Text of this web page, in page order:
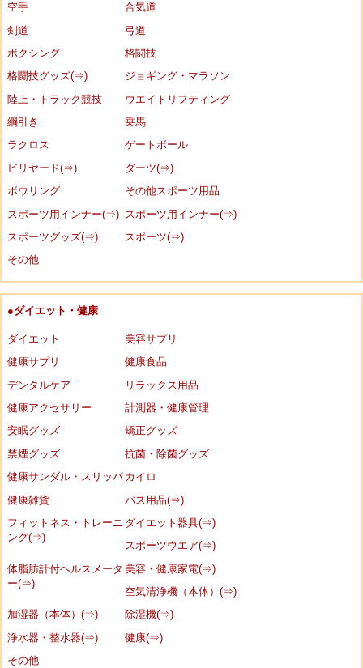
空手
合気道
剣道
弓道
ボクシング
格闘技
格闘技グッズ(⇒)
ジョギング・マラソン
陸上・トラック競技
ウエイトリフティング
綱引き
乗馬
ラクロス
ゲートボール
ビリヤード(⇒)
ダーツ(⇒)
ボウリング
その他スポーツ用品
スポーツ用インナー(⇒)
スポーツ用インナー(⇒)
スポーツグッズ(⇒)
スポーツ(⇒)
その他
●ダイエット・健康
ダイエット
美容サプリ
健康サプリ
健康食品
デンタルケア
リラックス用品
健康アクセサリー
計測器・健康管理
安眠グッズ
矯正グッズ
禁煙グッズ
抗菌・除菌グッズ
健康サンダル・スリッパ カイロ
健康雑貨
バス用品(⇒)
フィットネス・トレーニ
ング(⇒)
ダイエット器具(⇒)
スポーツウエア(⇒)
体脂肪計付ヘルスメータ
ー(⇒)
美容・健康家電(⇒)
空気清浄機（本体）(⇒)
加湿器（本体）(⇒)
除湿機(⇒)
浄水器・整水器(⇒)
健康(⇒)
その他